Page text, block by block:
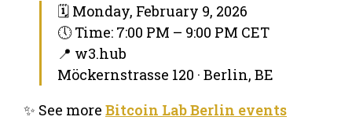
🗓 Monday, February 9, 2026
🕔 Time: 7:00 PM – 9:00 PM CET
📍 w3.hub
Möckernstrasse 120 · Berlin, BE
✨ See more Bitcoin Lab Berlin events